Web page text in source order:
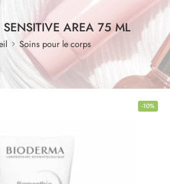
AREA 75 ML
Soins pour le corps
-10%